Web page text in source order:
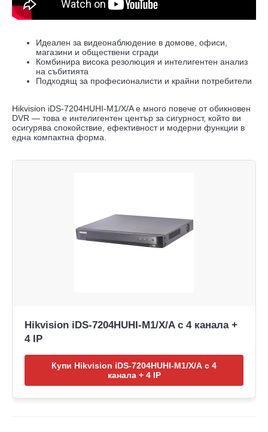
Идеален за видеонаблюдение в домове, офиси,
магазини и обществени сгради
Комбинира висока резолюция и интелигентен анализ
на събитията
Подходящ за професионалисти и крайни потребители
Hikvision iDS-7204HUHI-M1/X/A е много повече от обикновен
DVR — това е интелигентен център за сигурност, който ви
осигурява спокойствие, ефективност и модерни функции в
една компактна форма.
Hikvision iDS-7204HUHI-M1/X/A с 4 канала +
4 IP
Купи Hikvision iDS-7204HUHI-M1/X/A с 4
канала + 4 IP